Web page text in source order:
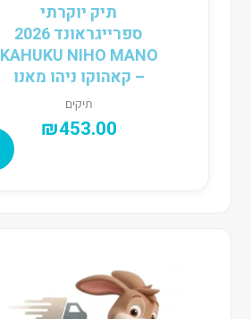
תיק יוקרתי
ספרייגראונד 2026
KAHUKU NIHO MANO
– קאהוקו ניהו מאנו
תיקים
₪453.00